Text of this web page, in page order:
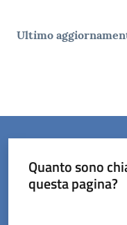
Ultimo
Quanto sono
questa pagina?